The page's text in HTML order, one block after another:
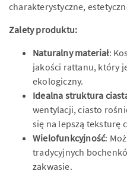
charakterystyczne,
Zalety produktu:
Naturalny materiał:
jakości rattanu, który
ekologiczny.
Idealna struktura
wentylacji, ciasto
się na lepszą teksturę
Wielofunkcyjność:
tradycyjnych
zakwasie.